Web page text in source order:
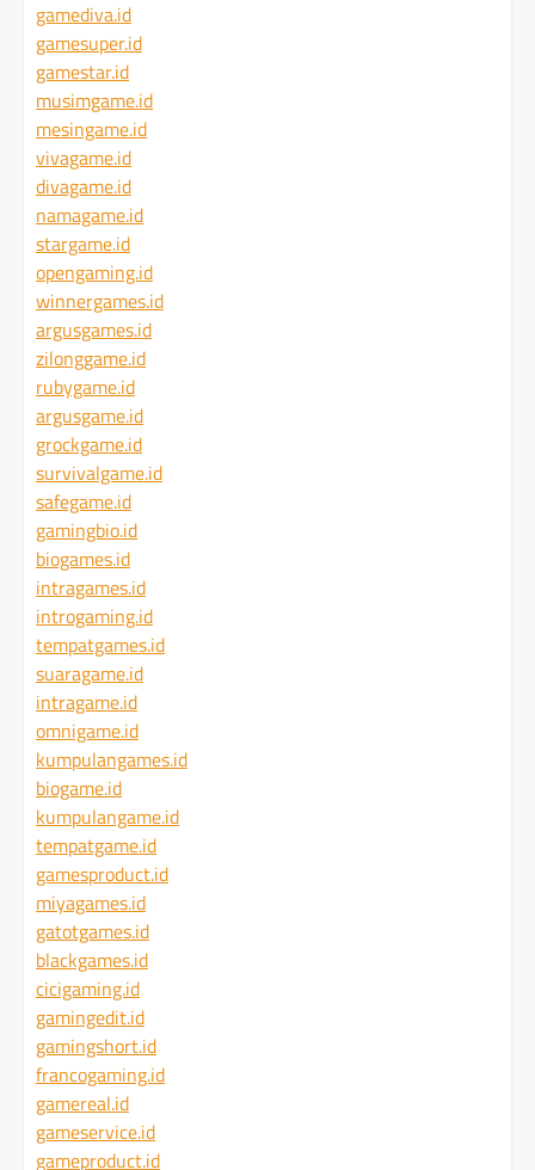
gamediva.id
gamesuper.id
gamestar.id
musimgame.id
mesingame.id
vivagame.id
divagame.id
namagame.id
stargame.id
opengaming.id
winnergames.id
argusgames.id
zilonggame.id
rubygame.id
argusgame.id
grockgame.id
survivalgame.id
safegame.id
gamingbio.id
biogames.id
intragames.id
introgaming.id
tempatgames.id
suaragame.id
intragame.id
omnigame.id
kumpulangames.id
biogame.id
kumpulangame.id
tempatgame.id
gamesproduct.id
miyagames.id
gatotgames.id
blackgames.id
cicigaming.id
gamingedit.id
gamingshort.id
francogaming.id
gamereal.id
gameservice.id
gameproduct.id